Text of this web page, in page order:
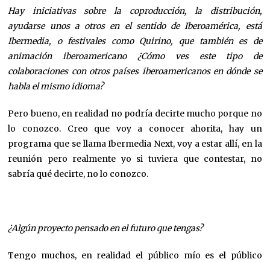
Hay iniciativas sobre la coproducción, la distribución,
ayudarse unos a otros en el sentido de Iberoamérica, está
Ibermedia, o festivales como Quirino, que también es de
animación iberoamericano ¿Cómo ves este tipo de
colaboraciones con otros países iberoamericanos en dónde se
habla el mismo idioma?
Pero bueno, en realidad no podría decirte mucho porque no
lo conozco. Creo que voy a conocer ahorita, hay un
programa que se llama Ibermedia Next, voy a estar allí, en la
reunión pero realmente yo si tuviera que contestar, no
sabría qué decirte, no lo conozco.
¿Algún proyecto pensado en el futuro que tengas?
Tengo muchos, en realidad el público mío es el público